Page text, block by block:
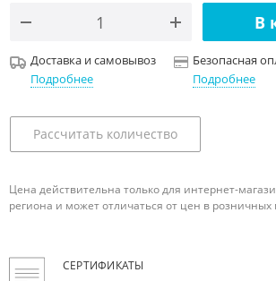
В
Доставка и самовывоз
Подробнее
Безопасная
Подробнее
Рассчитать количество
Цена действительна только для интернет-
региона и может отличаться от цен в розничных
СЕРТИФИКАТЫ